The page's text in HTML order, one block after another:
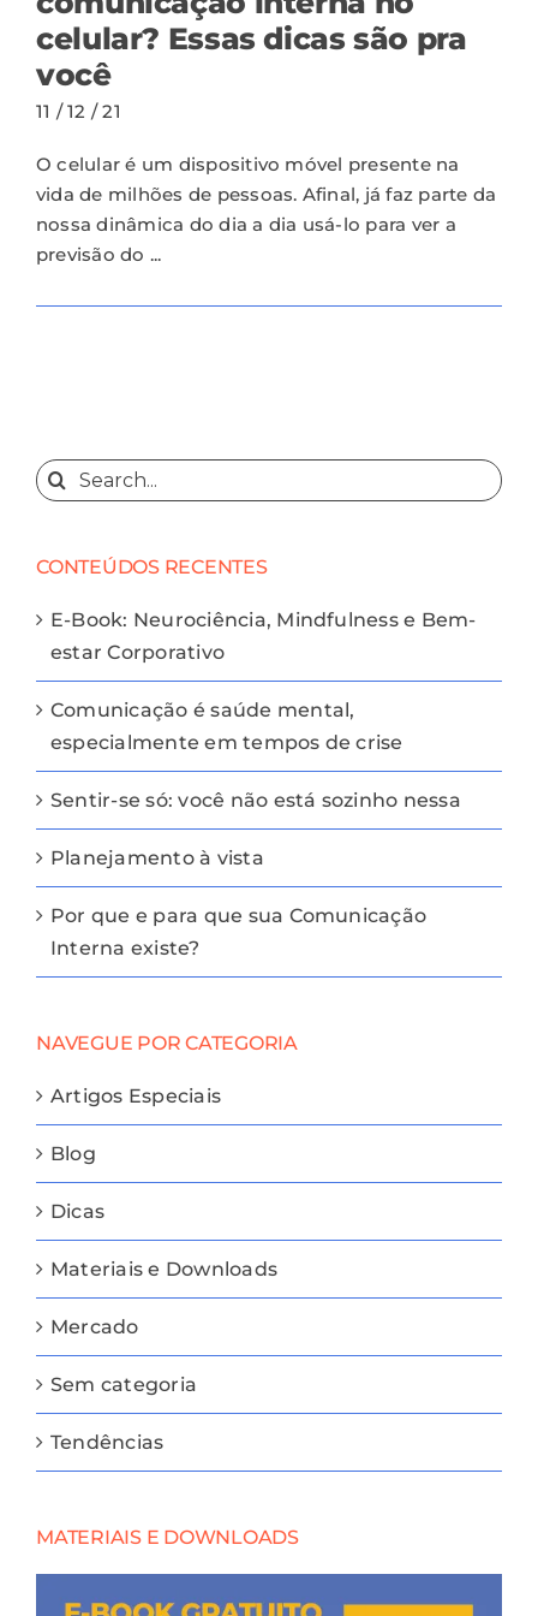
celular? Essas dicas são pra
você
11 / 12 / 21
O celular é um dispositivo móvel presente na
vida de milhões de pessoas. Afinal, já faz parte da
nossa dinâmica do dia a dia usá-lo para ver a
previsão do ...
Search
for:
CONTEÚDOS RECENTES
E-Book: Neurociência, Mindfulness e Bem-
estar Corporativo
Comunicação é saúde mental,
especialmente em tempos de crise
Sentir-se só: você não está sozinho nessa
Planejamento à vista
Por que e para que sua Comunicação
Interna existe?
NAVEGUE POR CATEGORIA
Artigos Especiais
Blog
Dicas
Materiais e Downloads
Mercado
Sem categoria
Tendências
MATERIAIS E DOWNLOADS